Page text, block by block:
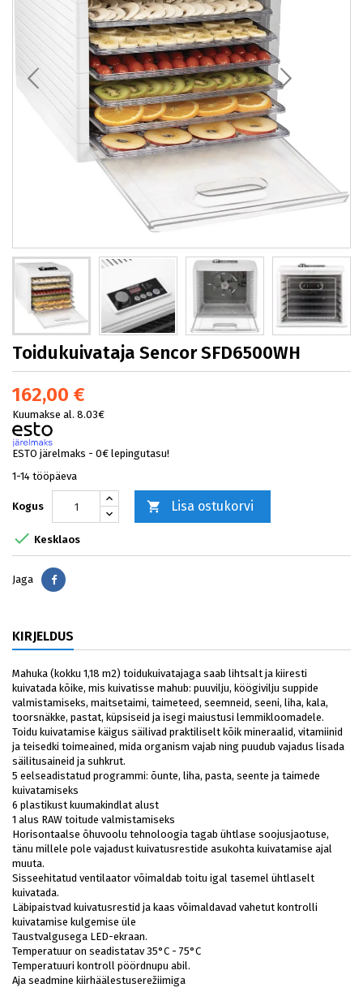
Toidukuivataja Sencor SFD6500WH
162,00 €
Kuumakse al. 8.03€
ESTO järelmaks - 0€ lepingutasu!
1-14 tööpäeva
Kogus  Lisa ostukorvi
 Kesklaos
Jaga Jaga
KIRJELDUS
Mahuka (kokku 1,18 m2) toidukuivatajaga saab lihtsalt ja kiiresti
kuivatada kõike, mis kuivatisse mahub: puuvilju, köögivilju suppide
valmistamiseks, maitsetaimi, taimeteed, seemneid, seeni, liha, kala,
toorsnäkke, pastat, küpsiseid ja isegi maiustusi lemmikloomadele.
Toidu kuivatamise käigus säilivad praktiliselt kõik mineraalid, vitamiinid
ja teisedki toimeained, mida organism vajab ning puudub vajadus lisada
säilitusaineid ja suhkrut.
5 eelseadistatud programmi: õunte, liha, pasta, seente ja taimede
kuivatamiseks
6 plastikust kuumakindlat alust
1 alus RAW toitude valmistamiseks
Horisontaalse õhuvoolu tehnoloogia tagab ühtlase soojusjaotuse,
tänu millele pole vajadust kuivatusrestide asukohta kuivatamise ajal
muuta.
Sisseehitatud ventilaator võimaldab toitu igal tasemel ühtlaselt
kuivatada.
Läbipaistvad kuivatusrestid ja kaas võimaldavad vahetut kontrolli
kuivatamise kulgemise üle
Taustvalgusega LED-ekraan.
Temperatuur on seadistatav 35°C - 75°C
Temperatuuri kontroll pöördnupu abil.
Aja seadmine kiirhäälestuserežiimiga